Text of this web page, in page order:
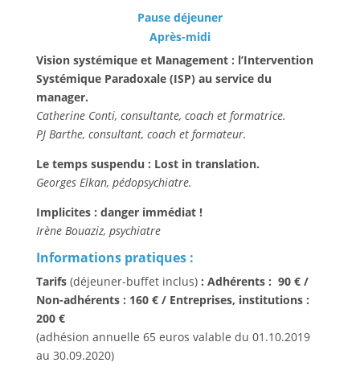
Pause déjeuner
Après-midi
Vision systémique et Management : l’Intervention
Systémique Paradoxale (ISP) au service du
manager.
Catherine Conti, consultante, coach et formatrice.
PJ Barthe, consultant, coach et formateur.
Le temps suspendu : Lost in translation.
Georges Elkan, pédopsychiatre.
Implicites : danger immédiat !
Irène Bouaziz, psychiatre
Informations pratiques :
Tarifs (déjeuner-buffet inclus) : Adhérents : 90 € /
Non-adhérents : 160 € / Entreprises, institutions :
200 €
(adhésion annuelle 65 euros valable du 01.10.2019
au 30.09.2020)